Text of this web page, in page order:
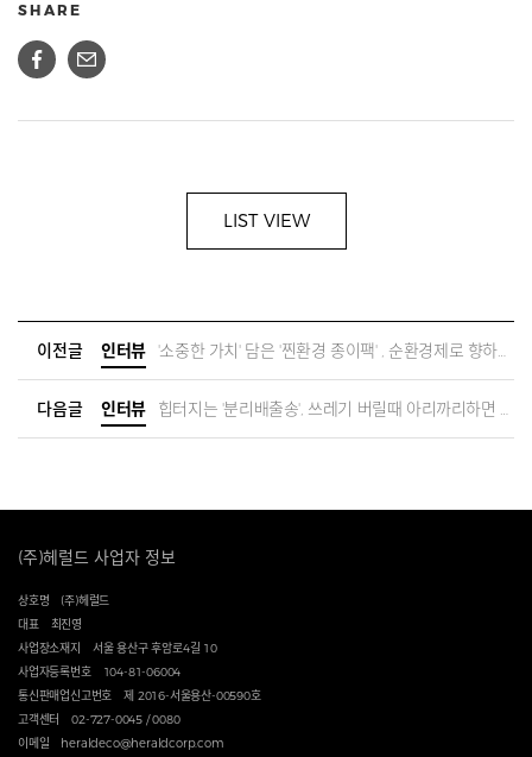
SHARE
LIST VIEW
이전글 인터뷰 '소중한 가치' 담은 '찐환경 종이팩' , 순환경제로 향하는 종이팩의 무한도전
다음글 인터뷰 힙터지는 '분리배출송', 쓰레기 버릴때 아리까리하면 이 노래 불러봐~ | 쓰레기힙스터 홍수열
(주)헤럴드 사업자 정보
상호명
(주)헤럴드
대표
최진영
사업장소재지
서울 용산구 후암로4길 10
사업자등록번호
104-81-06004
통신판매업신고번호
제 2016-서울용산-00590호
고객센터
02-727-0045 / 0080
이메일
heraldeco@heraldcorp.com